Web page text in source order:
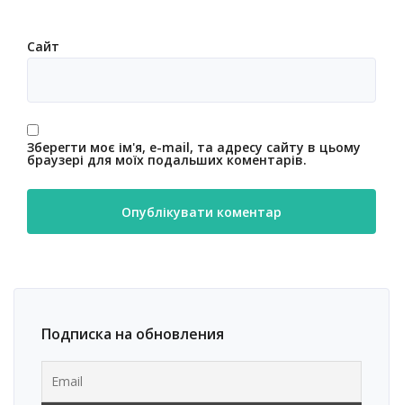
Сайт
Зберегти моє ім'я, e-mail, та адресу сайту в цьому
браузері для моїх подальших коментарів.
Подписка на обновления